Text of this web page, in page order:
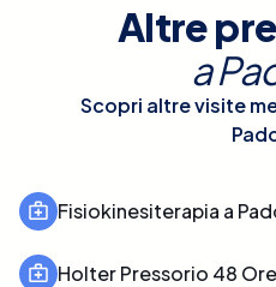
Altre
a
Scopri altre visite
Fisiokinesiterapia a
Holter Pressorio 48